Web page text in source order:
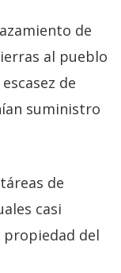
de
al pueblo
de
suministro
de
casi
del